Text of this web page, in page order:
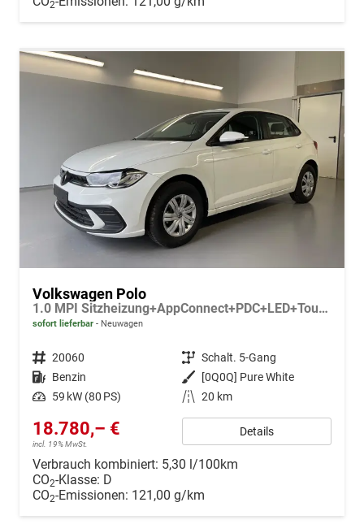
2
Volkswagen Polo
1.0 MPI Sitzheizung+AppConnect+PDC+LED+Touch+Lichtsensor+MultiLenkrad
sofort lieferbar Neuwagen
Fahrzeugnr. 20060 Getriebe Schalt. 5-Gang
Kraftstoff Benzin Außenfarbe [0Q0Q] Pure White
Leistung 59 kW (80 PS) Kilometerstand 20 km
18.780,– €
incl. 19% MwSt.
Details
Verbrauch kombiniert: 5,30 l/100km
CO2-Klasse: D
CO2-Emissionen: 121,00 g/km